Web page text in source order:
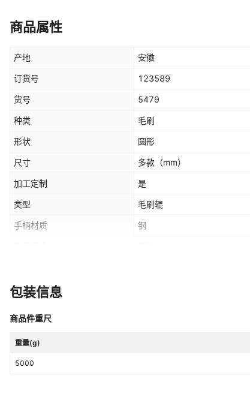
商品属性
产地 安徽
订货号 123589
货号 5479
种类 毛刷
形状 圆形
尺寸 多款 （mm）
加工定制 是
类型 毛刷辊
手柄材质 钢
颜色
包装信息
商品件重尺
重量(g)
5000